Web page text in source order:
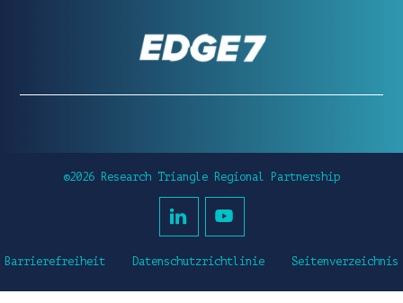
©2026 Research Triangle Regional Partnership
Barrierefreiheit Datenschutzrichtlinie Seitenverzeichnis